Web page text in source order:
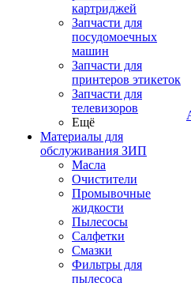
картриджей
Запчасти для
посудомоечных
машин
Запчасти для
принтеров этикеток
Запчасти для
телевизоров
Ещё
Материалы для
обслуживания ЗИП
Масла
Очистители
Промывочные
жидкости
Пылесосы
Салфетки
Смазки
Фильтры для
пылесоса